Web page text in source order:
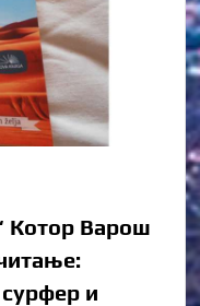
Котор Варош
и